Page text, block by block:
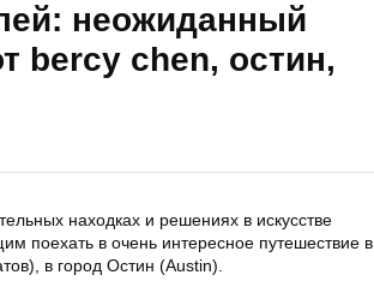
неожиданный
bercy chen, остин,
находках и решениях в искусстве
поехать в очень интересное путешествие в
в город Остин (Austin).